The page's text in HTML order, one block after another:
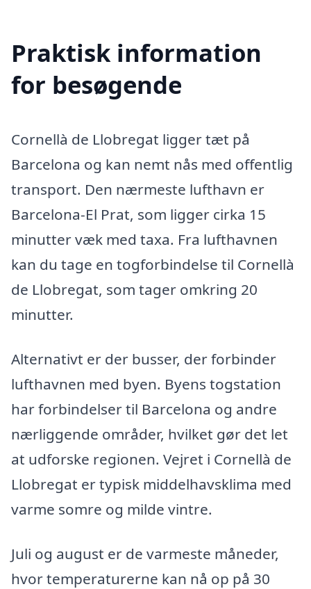
Praktisk information
for besøgende
Cornellà de Llobregat ligger tæt på
Barcelona og kan nemt nås med offentlig
transport. Den nærmeste lufthavn er
Barcelona-El Prat, som ligger cirka 15
minutter væk med taxa. Fra lufthavnen
kan du tage en togforbindelse til Cornellà
de Llobregat, som tager omkring 20
minutter.
Alternativt er der busser, der forbinder
lufthavnen med byen. Byens togstation
har forbindelser til Barcelona og andre
nærliggende områder, hvilket gør det let
at udforske regionen. Vejret i Cornellà de
Llobregat er typisk middelhavsklima med
varme somre og milde vintre.
Juli og august er de varmeste måneder,
hvor temperaturerne kan nå op på 30